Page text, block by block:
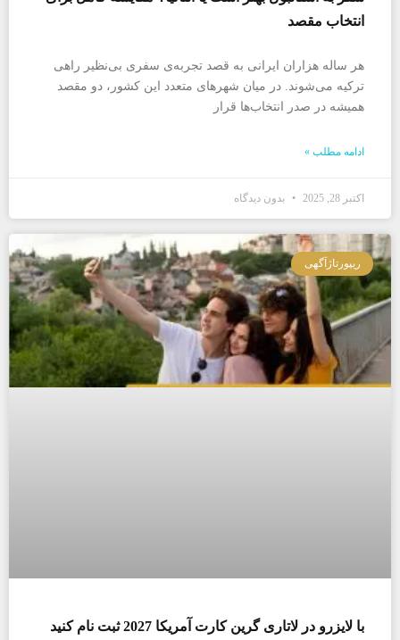
انتخاب مقصد
هر ساله هزاران ایرانی به قصد تجربه‌ی سفری بی‌نظیر راهی
ترکیه می‌شوند. در میان شهرهای متعدد این کشور، دو مقصد
همیشه در صدر انتخاب‌ها قرار
ادامه مطلب »
اکتبر 28, 2025 بدون دیدگاه
ریپورتاژآگهی
با لایزرو در لاتاری گرین کارت آمریکا 2027 ثبت نام کنید